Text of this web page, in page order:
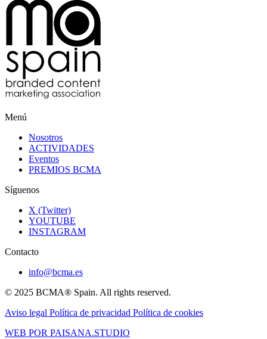
Menú
Nosotros
ACTIVIDADES
Eventos
PREMIOS BCMA
Síguenos
X (Twitter)
YOUTUBE
INSTAGRAM
Contacto
info@bcma.es
© 2025 BCMA® Spain. All rights reserved.
Aviso legal Política de privacidad Política de cookies
WEB POR PAISANA.STUDIO